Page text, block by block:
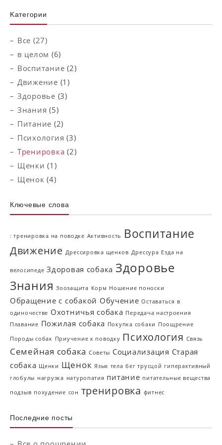
Kатегории
Все (27)
в целом (6)
Воспитание (2)
Движение (1)
Здоровье (3)
Знания (5)
Питание (2)
Психология (3)
Тренировка (2)
Щенки (1)
Щенок (4)
Ключевые слова
: тренировка на поводке Активность Воспитание
Движение Дрессировка щенков Дрессура Езда на
велосипеде Здоровая собака Здоровье
Знания Зоозащита Корм Ношение поноски
Обращение с собакой Обучение Оставаться в
одиночестве Охотничья собака Передача настроения
Плавание Пожилая собака Покупка собаки Поощрение
Породы собак Приучение к поводку Психология Связь
Семейная собака Советы Социализация Старая
собака Щенки Щенок Язык тела бег трусцой гиперактивный
глобулы нагрузка натуропатия питание питательные вещества
подзыв похудение сон тренировка фитнес
Последние посты